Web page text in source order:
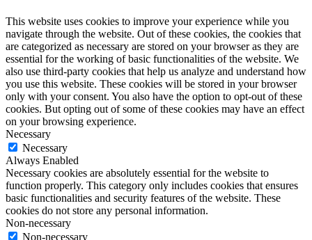
This website uses cookies to improve your experience while you
navigate through the website. Out of these cookies, the cookies that
are categorized as necessary are stored on your browser as they are
essential for the working of basic functionalities of the website. We
also use third-party cookies that help us analyze and understand how
you use this website. These cookies will be stored in your browser
only with your consent. You also have the option to opt-out of these
cookies. But opting out of some of these cookies may have an effect
on your browsing experience.
Necessary
Necessary
Always Enabled
Necessary cookies are absolutely essential for the website to
function properly. This category only includes cookies that ensures
basic functionalities and security features of the website. These
cookies do not store any personal information.
Non-necessary
Non-necessary